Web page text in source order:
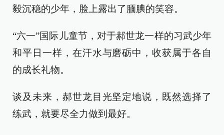
毅沉稳的少年，脸上露出了腼腆的笑容。
“六一”国际儿童节，对于郝世龙一样的习武少年
和平日一样，在汗水与磨砺中，收获属于各自
的成长礼物。
谈及未来，郝世龙目光坚定地说，既然选择了
练武，就要尽全力做到最好。